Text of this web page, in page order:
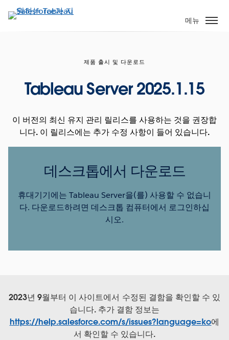
요
메뉴
제품 출시 및 다운로드
Tableau Server 2025.1.15
이 버전의 최신 유지 관리 릴리스를 사용하는 것을 권장합
니다. 이 릴리스에는 추가 수정 사항이 들어 있습니다.
데스크톱에서 다운로드
휴대기기에는 Tableau Server을(를) 사용할 수 없습니
다. 다운로드하려면 데스크톱 컴퓨터에서 로그인하십
시오.
2023년 9월부터 이 사이트에서 수정된 결함을 확인할 수 있
습니다. 추가 결함 정보는
https://help.salesforce.com/s/issues?language=ko에
서 확인할 수 있습니다.